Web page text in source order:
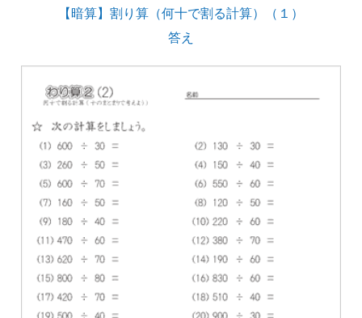
【暗算】割り算（何十で割る計算）（１）
答え